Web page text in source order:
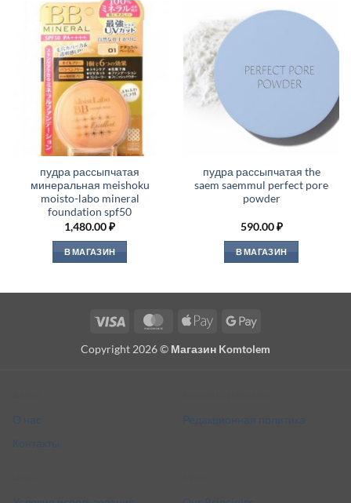
пудра рассыпчатая
минеральная meishoku
moisto-labo mineral
foundation spf50
1,480.00₽
В МАГАЗИН
пудра рассыпчатая the
saem saemmul perfect pore
powder
590.00₽
В МАГАЗИН
Visa MasterCardApple
Google
Copyright 2026 © Магазин Komtolem
О нас
Контакты
Редакционная политика